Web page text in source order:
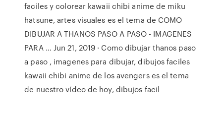
faciles y colorear kawaii chibi anime de miku
hatsune, artes visuales es el tema de COMO
DIBUJAR A THANOS PASO A PASO - IMAGENES
PARA … Jun 21, 2019 · Como dibujar thanos paso
a paso , imagenes para dibujar, dibujos faciles
kawaii chibi anime de los avengers es el tema
de nuestro vídeo de hoy, dibujos facil